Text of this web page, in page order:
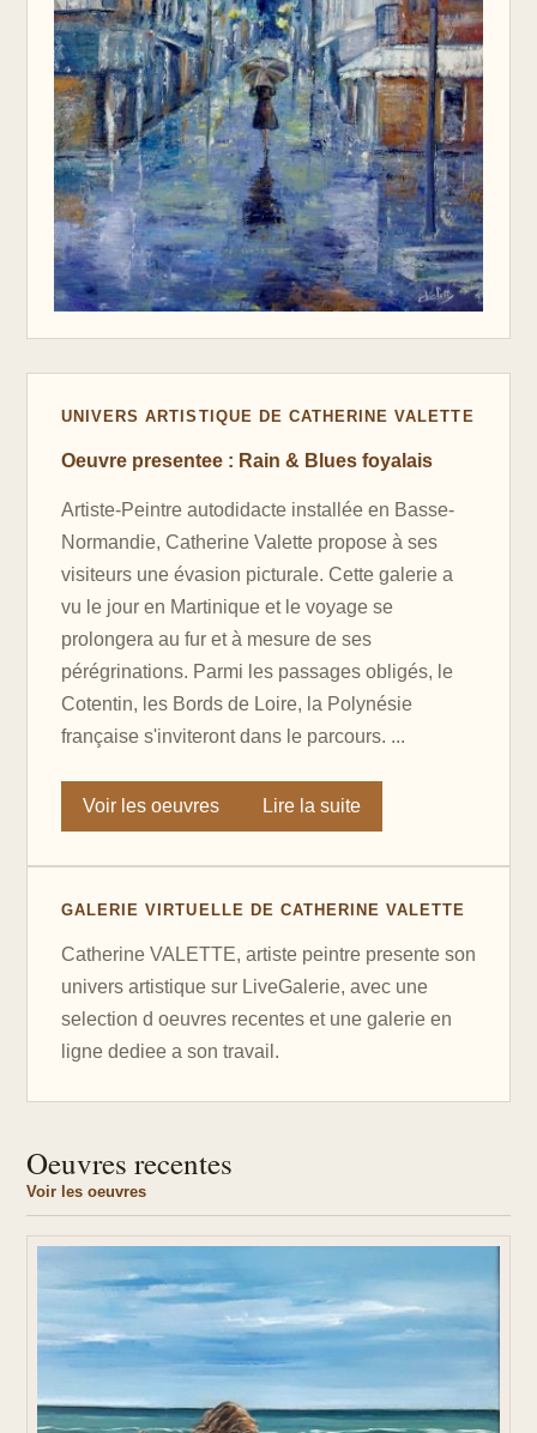
UNIVERS ARTISTIQUE DE CATHERINE VALETTE
Oeuvre presentee : Rain & Blues foyalais
Artiste-Peintre autodidacte installée en Basse-
Normandie, Catherine Valette propose à ses
visiteurs une évasion picturale. Cette galerie a
vu le jour en Martinique et le voyage se
prolongera au fur et à mesure de ses
pérégrinations. Parmi les passages obligés, le
Cotentin, les Bords de Loire, la Polynésie
française s'inviteront dans le parcours. ...
Voir les oeuvres Lire la suite
GALERIE VIRTUELLE DE CATHERINE VALETTE
Catherine VALETTE, artiste peintre presente son
univers artistique sur LiveGalerie, avec une
selection d oeuvres recentes et une galerie en
ligne dediee a son travail.
Oeuvres recentes
Voir les oeuvres